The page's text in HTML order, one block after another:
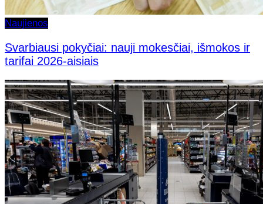
Naujienos
Svarbiausi pokyčiai: nauji mokesčiai, išmokos ir
tarifai 2026-aisiais